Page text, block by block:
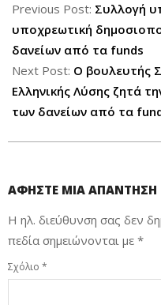
07-
11
Previous Post: Συλλογή
υποχρεωτική
δανείων από τα funds
Next Post: Ο βουλευτής
Ελληνικής Λύσης ζητά
των δανείων από τα
ΑΦΉΣΤΕ ΜΙΑ ΑΠΆΝΤΗΣΗ
Η ηλ. διεύθυνση σας δεν
πεδία σημειώνονται με *
Σχόλιο *